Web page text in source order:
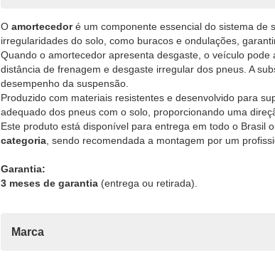
O amortecedoré um componente essencial do sistema de
irregularidades do solo, como buracos e ondulações,
Quando o amortecedor apresenta desgaste, o veículo
distância de frenagem e desgaste irregular dos pneus. A
desempenho da suspensão.
Produzido com materiais resistentes e desenvolvido para
adequado dos pneus com o solo, proporcionando uma
Este produto está disponível para entrega em todo o Brasil
categoria , sendo recomendada a montagem por um
Garantia:
3 meses de garantia (entrega ou retirada).
Marca